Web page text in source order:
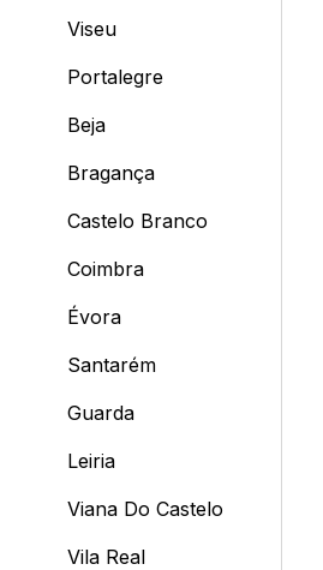
Viseu
Portalegre
Beja
Bragança
Castelo Branco
Coimbra
Évora
Santarém
Guarda
Leiria
Viana Do Castelo
Vila Real